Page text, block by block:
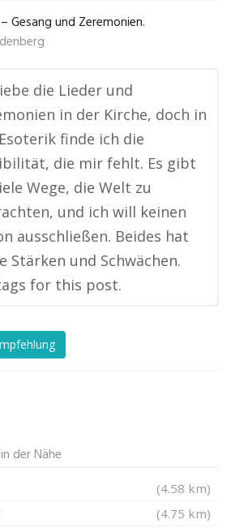
Gesang und Zeremonien.
die Lieder und
in der Kirche, doch in
finde ich die
die mir fehlt. Es gibt
Wege, die Welt zu
und ich will keinen
ausschließen. Beides hat
Stärken und Schwächen.
for this post.
der Nähe
(4.58 km)
(4.75 km)